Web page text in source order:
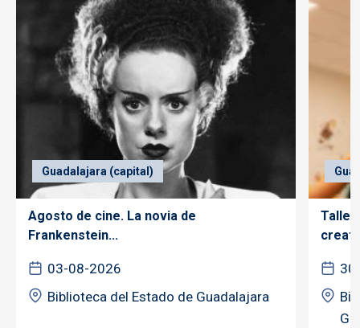
Guadalajara (capital)
Agosto de cine. La novia de
Frankenstein...
03-08-2026
Biblioteca del Estado de Guadalajara
Taller